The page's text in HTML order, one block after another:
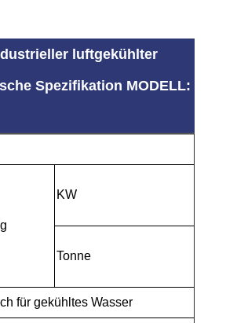
luftgekühlter
Spezifikation MODELL:
KW
Tonne
für gekühltes Wasser